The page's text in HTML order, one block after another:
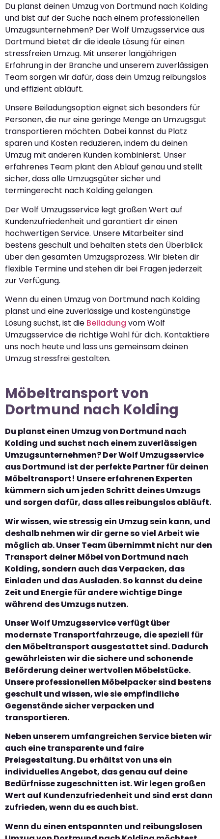
Du planst deinen Umzug von Dortmund nach Kolding
und bist auf der Suche nach einem professionellen
Umzugsunternehmen? Der Wolf Umzugsservice aus
Dortmund bietet dir die ideale Lösung für einen
stressfreien Umzug. Mit unserer langjährigen
Erfahrung in der Branche und unserem zuverlässigen
Team sorgen wir dafür, dass dein Umzug reibungslos
und effizient abläuft.
Unsere Beiladungsoption eignet sich besonders für
Personen, die nur eine geringe Menge an Umzugsgut
transportieren möchten. Dabei kannst du Platz
sparen und Kosten reduzieren, indem du deinen
Umzug mit anderen Kunden kombinierst. Unser
erfahrenes Team plant den Ablauf genau und stellt
sicher, dass alle Umzugsgüter sicher und
termingerecht nach Kolding gelangen.
Der Wolf Umzugsservice legt großen Wert auf
Kundenzufriedenheit und garantiert dir einen
hochwertigen Service. Unsere Mitarbeiter sind
bestens geschult und behalten stets den Überblick
über den gesamten Umzugsprozess. Wir bieten dir
flexible Termine und stehen dir bei Fragen jederzeit
zur Verfügung.
Wenn du einen Umzug von Dortmund nach Kolding
planst und eine zuverlässige und kostengünstige
Lösung suchst, ist die Beiladung vom Wolf
Umzugsservice die richtige Wahl für dich. Kontaktiere
uns noch heute und lass uns gemeinsam deinen
Umzug stressfrei gestalten.
Möbeltransport von
Dortmund nach Kolding
Du planst einen Umzug von Dortmund nach
Kolding und suchst nach einem zuverlässigen
Umzugsunternehmen? Der Wolf Umzugsservice
aus Dortmund ist der perfekte Partner für deinen
Möbeltransport! Unsere erfahrenen Experten
kümmern sich um jeden Schritt deines Umzugs
und sorgen dafür, dass alles reibungslos abläuft.
Wir wissen, wie stressig ein Umzug sein kann, und
deshalb nehmen wir dir gerne so viel Arbeit wie
möglich ab. Unser Team übernimmt nicht nur den
Transport deiner Möbel von Dortmund nach
Kolding, sondern auch das Verpacken, das
Einladen und das Ausladen. So kannst du deine
Zeit und Energie für andere wichtige Dinge
während des Umzugs nutzen.
Unser Wolf Umzugsservice verfügt über
modernste Transportfahrzeuge, die speziell für
den Möbeltransport ausgestattet sind. Dadurch
gewährleisten wir die sichere und schonende
Beförderung deiner wertvollen Möbelstücke.
Unsere professionellen Möbelpacker sind bestens
geschult und wissen, wie sie empfindliche
Gegenstände sicher verpacken und
transportieren.
Neben unserem umfangreichen Service bieten wir
auch eine transparente und faire
Preisgestaltung. Du erhältst von uns ein
individuelles Angebot, das genau auf deine
Bedürfnisse zugeschnitten ist. Wir legen großen
Wert auf Kundenzufriedenheit und sind erst dann
zufrieden, wenn du es auch bist.
Wenn du einen entspannten und reibungslosen